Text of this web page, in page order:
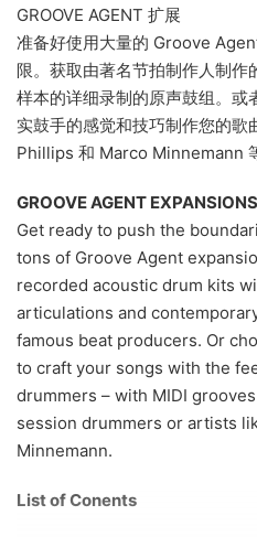
GROOVE AGENT 扩展
准备好使用大量的 Groove
限。获取由著名节拍制作人制
样本的详细录制的原声鼓组。或
实鼓手的感觉和技巧制作您的
Phillips 和 Marco Minnemann
GROOVE AGENT EXPANSIONS
Get ready to push the
tons of Groove Agent
recorded acoustic drum kits
articulations and
famous beat producers. Or
to craft your songs with the
drummers – with MIDI
session drummers or artists
Minnemann.
List of Conents